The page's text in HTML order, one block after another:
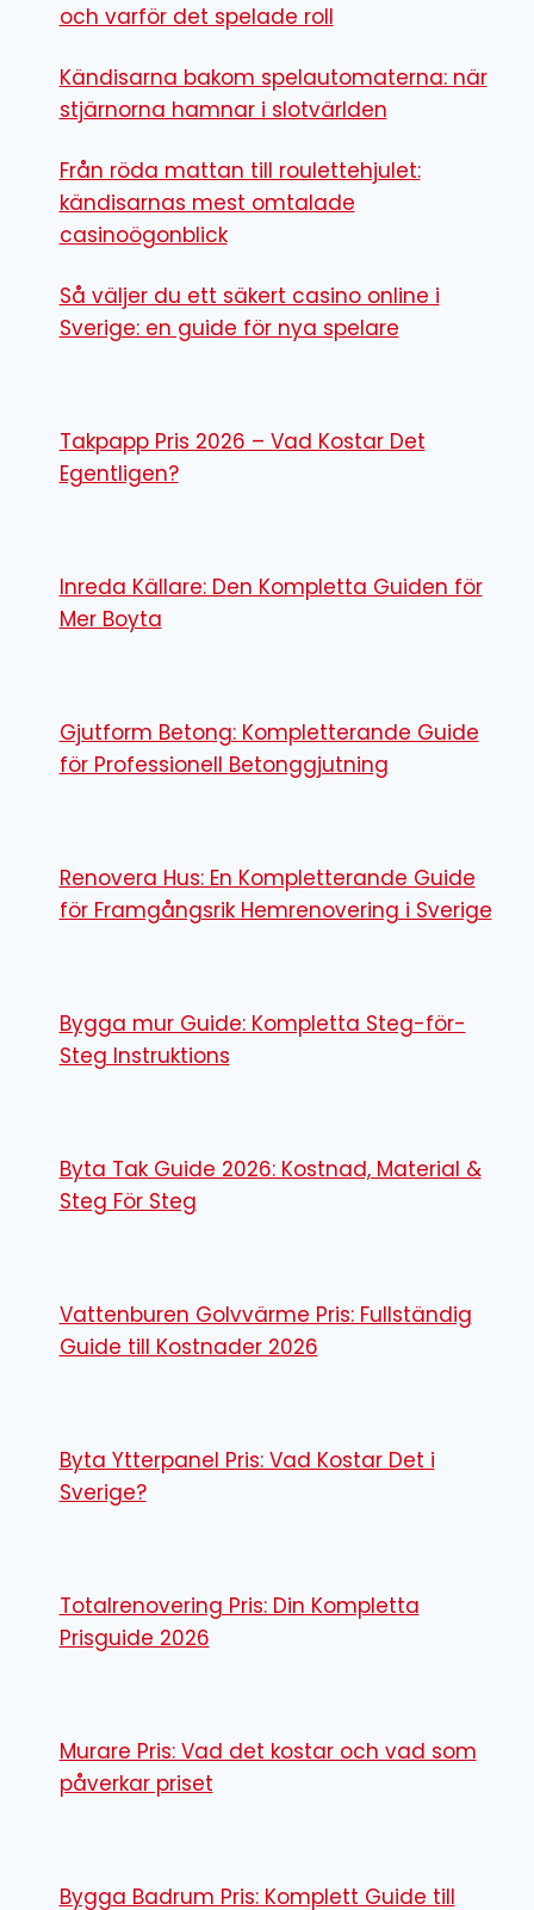
och varför det spelade roll
Kändisarna bakom spelautomaterna: när
stjärnorna hamnar i slotvärlden
Från röda mattan till roulettehjulet:
kändisarnas mest omtalade
casinoögonblick
Så väljer du ett säkert casino online i
Sverige: en guide för nya spelare
Takpapp Pris 2026 – Vad Kostar Det
Egentligen?
Inreda Källare: Den Kompletta Guiden för
Mer Boyta
Gjutform Betong: Kompletterande Guide
för Professionell Betonggjutning
Renovera Hus: En Kompletterande Guide
för Framgångsrik Hemrenovering i Sverige
Bygga mur Guide: Kompletta Steg-för-
Steg Instruktions
Byta Tak Guide 2026: Kostnad, Material &
Steg För Steg
Vattenburen Golvvärme Pris: Fullständig
Guide till Kostnader 2026
Byta Ytterpanel Pris: Vad Kostar Det i
Sverige?
Totalrenovering Pris: Din Kompletta
Prisguide 2026
Murare Pris: Vad det kostar och vad som
påverkar priset
Bygga Badrum Pris: Komplett Guide till